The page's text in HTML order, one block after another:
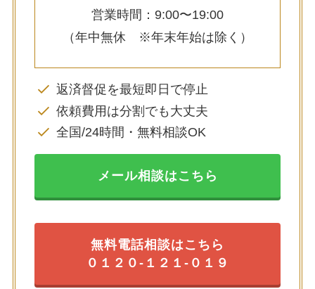
営業時間：9:00〜19:00
（年中無休 ※年末年始は除く）
返済督促を最短即日で停止
依頼費用は分割でも大丈夫
全国/24時間・無料相談OK
メール相談はこちら
無料電話相談はこちら
０１２０-１２１-０１９